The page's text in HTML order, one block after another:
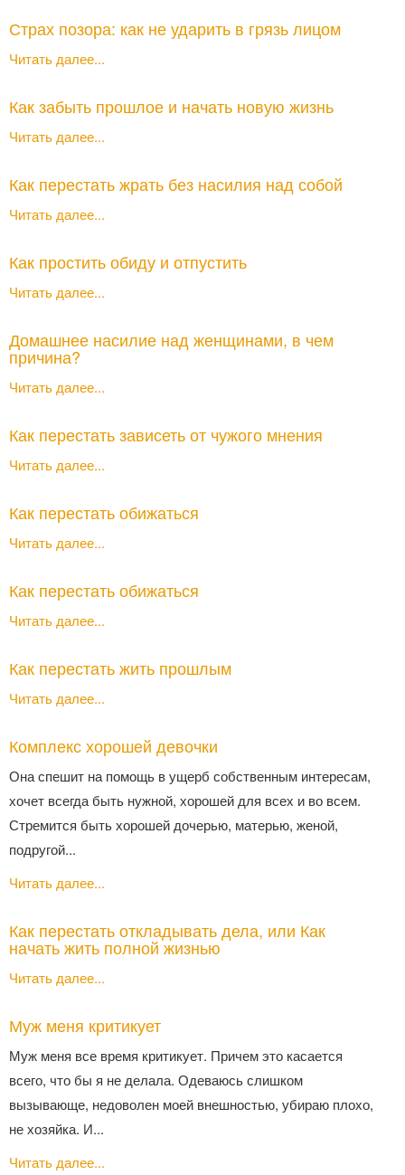
Страх позора: как не ударить в грязь лицом
Читать далее...
Как забыть прошлое и начать новую жизнь
Читать далее...
Как перестать жрать без насилия над собой
Читать далее...
Как простить обиду и отпустить
Читать далее...
Домашнее насилие над женщинами, в чем
причина?
Читать далее...
Как перестать зависеть от чужого мнения
Читать далее...
Как перестать обижаться
Читать далее...
Как перестать обижаться
Читать далее...
Как перестать жить прошлым
Читать далее...
Комплекс хорошей девочки
Она спешит на помощь в ущерб собственным интересам,
хочет всегда быть нужной, хорошей для всех и во всем.
Стремится быть хорошей дочерью, матерью, женой,
подругой...
Читать далее...
Как перестать откладывать дела, или Как
начать жить полной жизнью
Читать далее...
Муж меня критикует
Муж меня все время критикует. Причем это касается
всего, что бы я не делала. Одеваюсь слишком
вызывающе, недоволен моей внешностью, убираю плохо,
не хозяйка. И...
Читать далее...